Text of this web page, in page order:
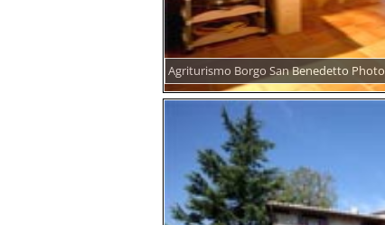
Agriturismo Borgo San Benedetto Photo